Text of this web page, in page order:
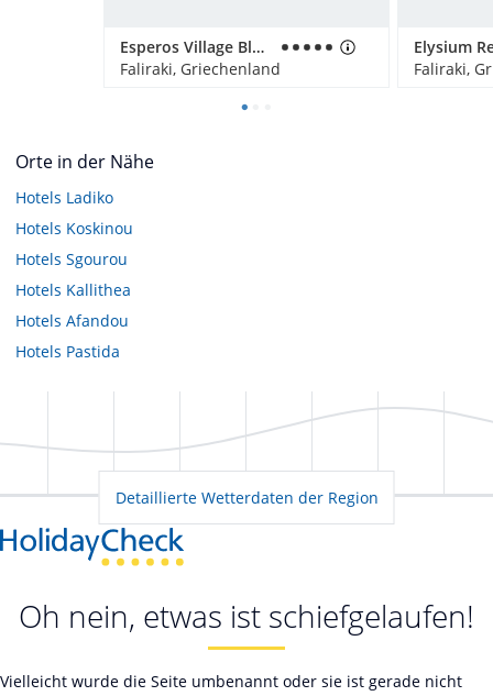
Esperos Village Blue & Spa - Adults only
Faliraki, Griechenland
Faliraki,
Orte in der Nähe
Hotels Ladiko
Hotels Koskinou
Hotels Sgourou
Hotels Kallithea
Hotels Afandou
Hotels Pastida
Detaillierte Wetterdaten der Region
Oh nein, etwas ist schiefgelaufen!
Vielleicht wurde die Seite umbenannt oder sie ist gerade nicht